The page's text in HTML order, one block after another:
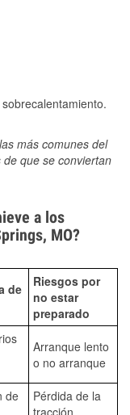
más comunes del
que se conviertan
a los
MO?
de
Riesgos por
no estar
preparado
Arranque lento
o no arranque
de
Pérdida de la